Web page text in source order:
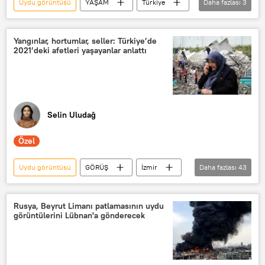
Uydu görüntüsü YAŞAM
Türkiye
Deniz
Uydu Dolgu
Daha fazlası 3
Yangınlar, hortumlar, seller: Türkiye’de
2021’deki afetleri yaşayanlar anlattı
Selin Uludağ
Özel
Uydu görüntüsü GÖRÜŞ
İzmir
İstanbul
Türkiye
Antalya
Muğla
Kastamonu
Sinop
Marmaris
Yangın
Daha fazlası 43
Rusya, Beyrut Limanı patlamasının uydu
görüntülerini Lübnan'a gönderecek